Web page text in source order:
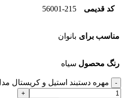
کد قدیمی 56001-215
مناسب برای بانوان
رنگ محصول سیاه
مهره دستبند استیل و کریستال